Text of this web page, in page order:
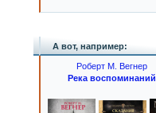
А вот, например:
Роберт М. Вегнер
Река воспоминаний